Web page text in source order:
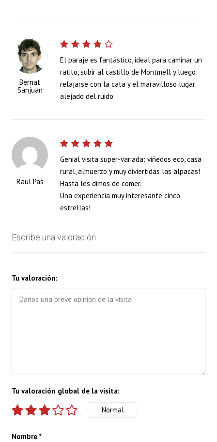
Bernat
Sanjuan
El paraje es fantástico, ideal para caminar un
ratito, subir al castillo de Montmell y luego
relajarse con la cata y el maravilloso lugar
alejado del ruido.
Raul Pas
Genial visita super-variada: viñedos eco, casa
rural, almuerzo y muy diviertidas las alpacas!
Hasta les dimos de comer.
Una experiencia muy interesante cinco
estrellas!
Escribe una valoración
Tu valoración:
Nombre *
Tu valoración global de la visita:
Normal